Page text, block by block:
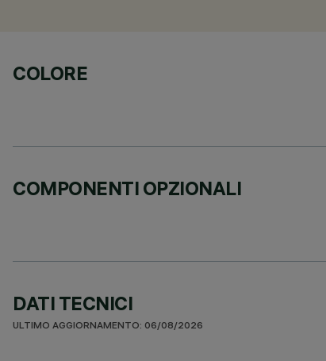
COLORE
COMPONENTI OPZIONALI
DATI TECNICI
ULTIMO AGGIORNAMENTO: 06/08/2026